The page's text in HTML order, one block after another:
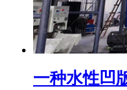
一种水性凹